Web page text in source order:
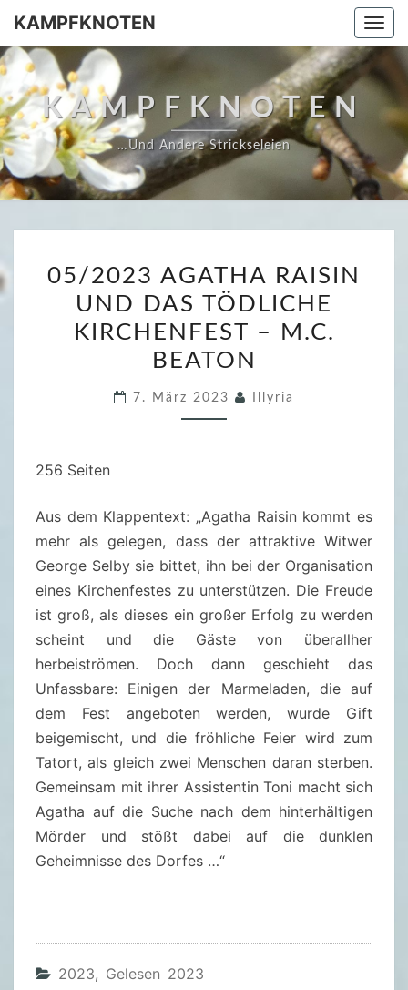
Skip
content
KAMPFKNOTEN
KAMPFKNOTEN
…und Andere Strickseleien
5
2
0
3
H
A
R
A
I
S
N
N
D
D
A
S
T
L
05/2023 AGATHA RAISIN
UND DAS TÖDLICHE
KIRCHENFEST – M.C.
BEATON
7. März 2023 Illyria
256 Seiten
Aus dem Klappentext: „Agatha Raisin kommt es
mehr als gelegen, dass der attraktive Witwer
George Selby sie bittet, ihn bei der Organisation
eines Kirchenfestes zu unterstützen. Die Freude
ist groß, als dieses ein großer Erfolg zu werden
scheint und die Gäste von überallher
herbeiströmen. Doch dann geschieht das
Unfassbare: Einigen der Marmeladen, die auf
dem Fest angeboten werden, wurde Gift
beigemischt, und die fröhliche Feier wird zum
Tatort, als gleich zwei Menschen daran sterben.
Gemeinsam mit ihrer Assistentin Toni macht sich
Agatha auf die Suche nach dem hinterhältigen
Mörder und stößt dabei auf die dunklen
Geheimnisse des Dorfes …“
2023, Gelesen 2023